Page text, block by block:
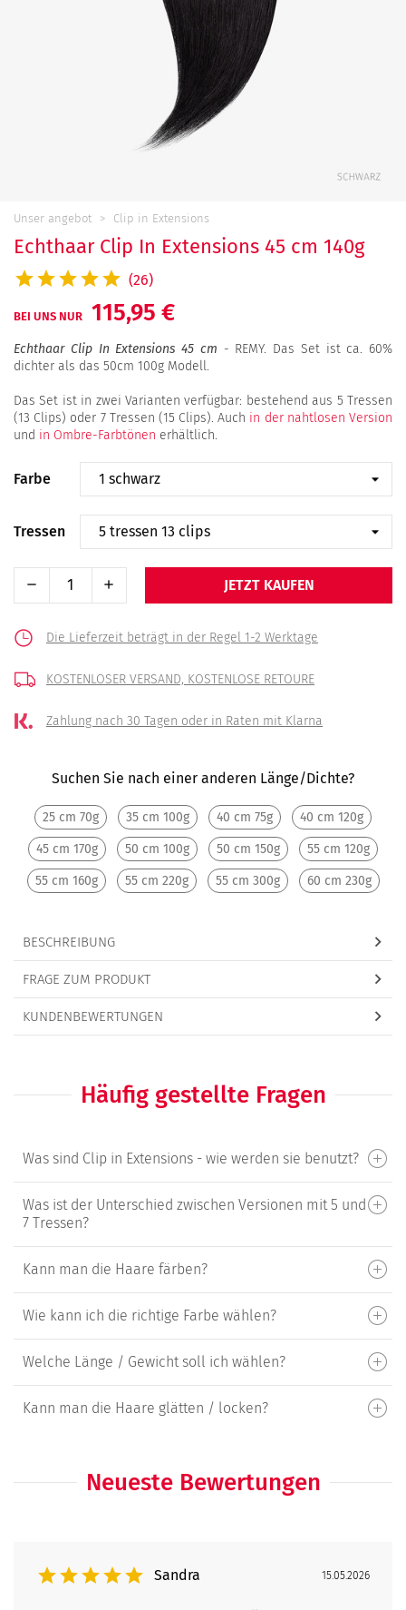
Unser angebot Clip in Extensions
Echthaar Clip In Extensions 45 cm 140g
(26)
BEI UNS NUR 115,95 €
Echthaar Clip In Extensions 45 cm - REMY. Das Set ist ca. 60%
dichter als das 50cm 100g Modell.
Das Set ist in zwei Varianten verfügbar: bestehend aus 5 Tressen
(13 Clips) oder 7 Tressen (15 Clips). Auch in der nahtlosen Version
und in Ombre-Farbtönen erhältlich.
Farbe
Tressen
JETZT KAUFEN
Die Lieferzeit beträgt in der Regel 1-2 Werktage
KOSTENLOSER VERSAND, KOSTENLOSE RETOURE
Zahlung nach 30 Tagen oder in Raten mit Klarna
Suchen Sie nach einer anderen Länge/Dichte?
25 cm 70g 35 cm 100g 40 cm 75g 40 cm 120g
45 cm 170g 50 cm 100g 50 cm 150g 55 cm 120g
55 cm 160g 55 cm 220g 55 cm 300g 60 cm 230g
BESCHREIBUNG
FRAGE ZUM PRODUKT
KUNDENBEWERTUNGEN
Häufig gestellte Fragen
Was sind Clip in Extensions - wie werden sie benutzt?
Was ist der Unterschied zwischen Versionen mit 5 und
7 Tressen?
Kann man die Haare färben?
Wie kann ich die richtige Farbe wählen?
Welche Länge / Gewicht soll ich wählen?
Kann man die Haare glätten / locken?
Neueste Bewertungen
Sandra 15.05.2026